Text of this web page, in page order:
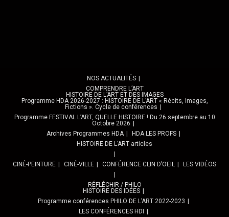
NOS ACTUALITÉS
COMPRENDRE L’ART
HISTOIRE DE L’ART ET DES IMAGES
Programme HDA 2026-2027 : HISTOIRE DE L’ART « Récits, Images,
Fictions ». Cycle de conférences
Programme FESTIVAL L’ART, QUELLE HISTOIRE ! Du 26 septembre au 10
Octobre 2026
Archives Programmes HDA
HDA LES PROFS
HISTOIRE DE L’ART articles
CINÉ-PEINTURE CINÉ-VILLE CONFÉRENCE CLIN D’OEIL LES VIDÉOS
RÉFLÉCHIR / PHILO
HISTOIRE DES IDÉES
Programme conférences PHILO DE L’ART 2022-2023
LES CONFÉRENCES HDI